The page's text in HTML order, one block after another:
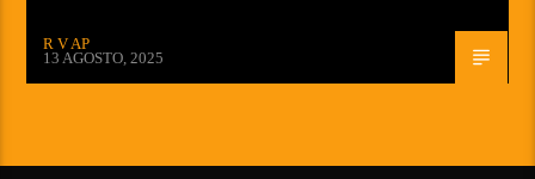
R V AP
13 AGOSTO, 2025